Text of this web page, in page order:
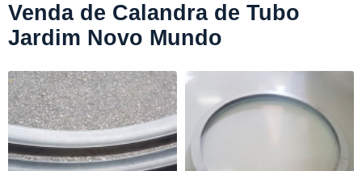
Venda de Calandra de Tubo
Jardim Novo Mundo